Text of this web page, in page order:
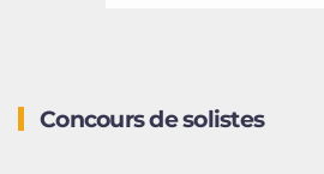
Concours de solistes